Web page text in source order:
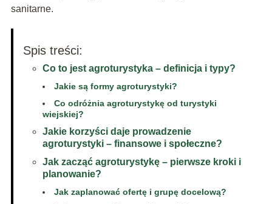
sanitarne.
Spis treści:
Co to jest agroturystyka – definicja i typy?
Jakie są formy agroturystyki?
Co odróżnia agroturystykę od turystyki
wiejskiej?
Jakie korzyści daje prowadzenie
agroturystyki – finansowe i społeczne?
Jak zacząć agroturystykę – pierwsze kroki i
planowanie?
Jak zaplanować ofertę i grupę docelową?